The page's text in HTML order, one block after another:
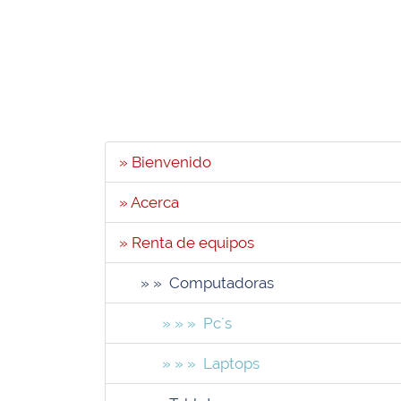
» Bienvenido
» Acerca
» Renta de equipos
» » Computadoras
» » » Pc´s
» » » Laptops